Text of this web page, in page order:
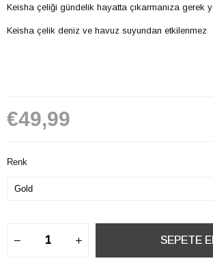
Keisha çeliği gündelik hayatta çıkarmanıza gerek
Keisha çelik deniz ve havuz suyundan etkilenmez
€49,99
Renk